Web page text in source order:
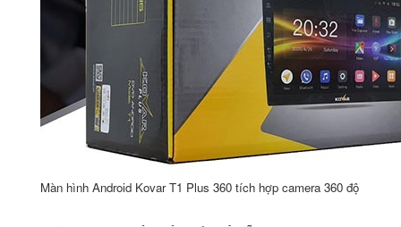
Màn hình Android Kovar T1 Plus 360 tích hợp camera 360 độ